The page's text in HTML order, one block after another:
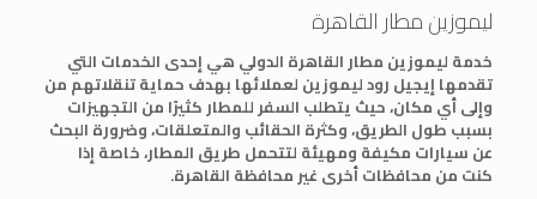
ليموزين مطار القاهرة
خدمة ليموزين مطار القاهرة الدولي هي إحدى الخدمات التي
تقدمها إيجيل رود ليموزين لعملائها بهدف حماية تنقلاتهم من
وإلى أي مكان، حيث يتطلب السفر للمطار كثيرًا من التجهيزات
بسبب طول الطريق، وكثرة الحقائب والمتعلقات، وضرورة البحث
عن سيارات مكيفة ومهيئة لتتحمل طريق المطار، خاصة إذا
كنت من محافظات أخرى غير محافظة القاهرة.